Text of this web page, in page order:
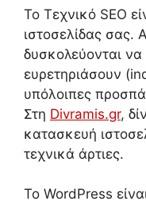
Το Τεχνικό SEO
ιστοσελίδας σας.
δυσκολεύονται να
ευρετηριάσουν
υπόλοιπες
Στη Divramis.gr,
κατασκευή
τεχνικά άρτιες.
Το WordPress